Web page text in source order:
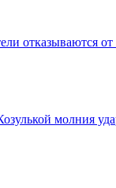
отказываются
молния